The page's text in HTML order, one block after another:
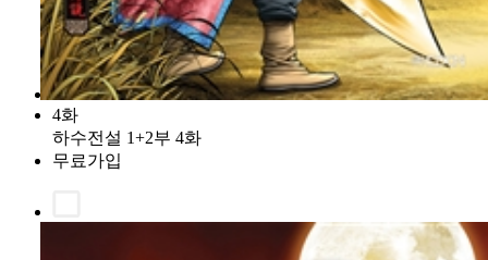
4화
하수전설 1+2부 4화
무료가입